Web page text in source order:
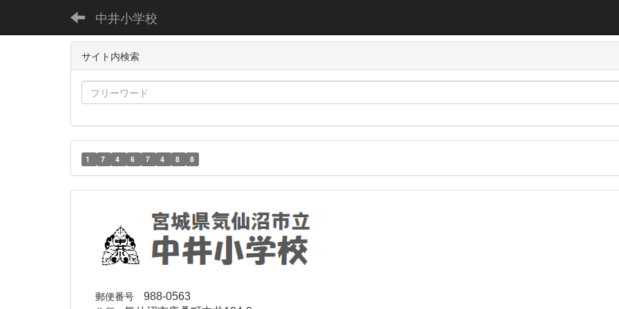
中井小学校
サイト内検索
1 7 4 6 7 4 8 8
郵便番号 988-0563